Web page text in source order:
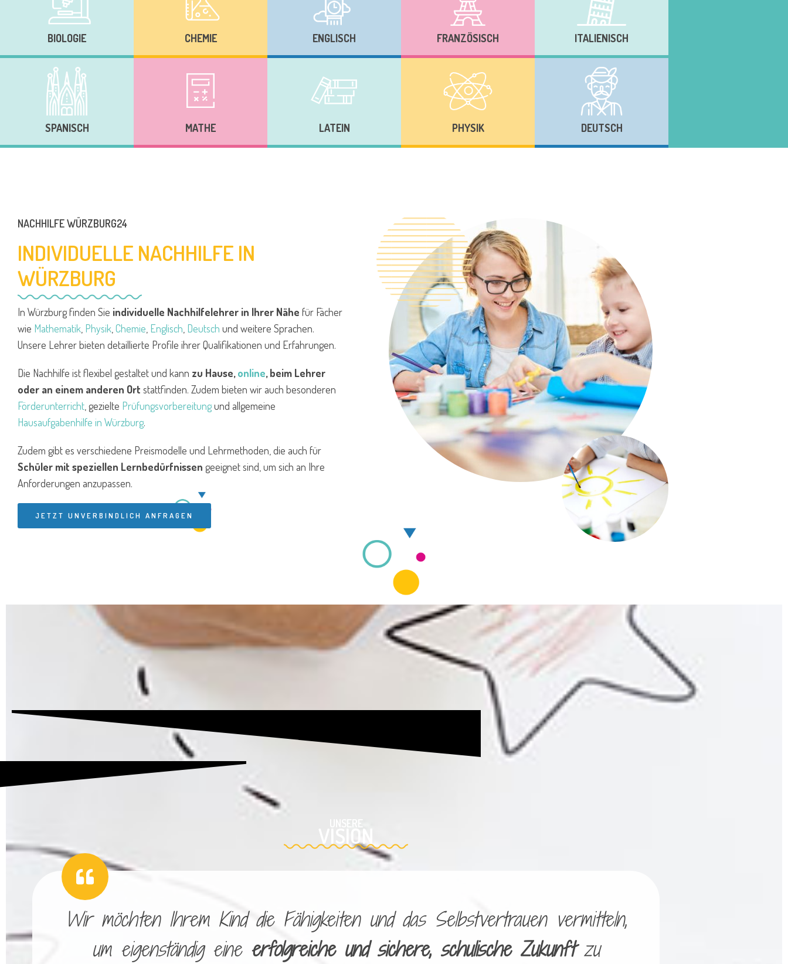
BIOLOGIE CHEMIE ENGLISCH FRANZÖSISCH ITALIENISCH
SPANISCH MATHE LATEIN PHYSIK DEUTSCH
NACHHILFE WÜRZBURG24
INDIVIDUELLE NACHHILFE IN
WÜRZBURG
In Würzburg finden Sie individuelle Nachhilfelehrer in Ihrer Nähe für Fächer
wie Mathematik Physik Chemie Englisch Deutsch und weitere Sprachen.
Unsere Lehrer bieten detaillierte Profile ihrer Qualifikationen und Erfahrungen.
Die Nachhilfe ist flexibel gestaltet und kann zu Hause,online, beim Lehrer
oder an einem anderen Ort stattfinden. Zudem bieten wir auch besonderen
Förderunterricht , gezielte Prüfungsvorbereitungund allgemeine
Hausaufgabenhilfe in Würzburg.
Zudem gibt es verschiedene Preismodelle und Lehrmethoden, die auch für
Schüler mit speziellen Lernbedürfnissen geeignet sind, um sich an Ihre
Anforderungen anzupassen.
JETZT UNVERBINDLICH ANFRAGEN
UNSERE
VISION
Wir möchten Ihrem Kind die Fähigkeiten und das Selbstvertrauen vermitteln,
um eigenständig eine erfolgreiche und sichere, schulische Zukunftzu